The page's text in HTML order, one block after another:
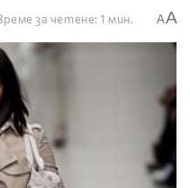
за четене: 1 мин. AA